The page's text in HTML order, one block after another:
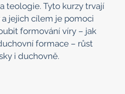
teologie. Tyto kurzy trvají
a jejich cílem je pomoci
formování víry – jak
formace – růst
i duchovně.